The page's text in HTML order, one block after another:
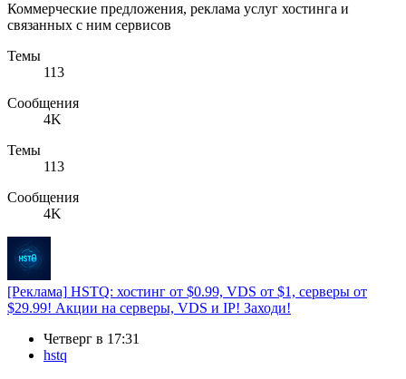
Коммерческие предложения, реклама услуг хостинга и
связанных с ним сервисов
Темы
113
Сообщения
4K
Темы
113
Сообщения
4K
[Реклама] HSTQ: хостинг от $0.99, VDS от $1, cерверы от
$29.99! Акции на серверы, VDS и IP! Заходи!
Четверг в 17:31
hstq